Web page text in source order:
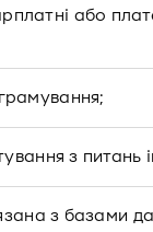
або
з питань
з базами